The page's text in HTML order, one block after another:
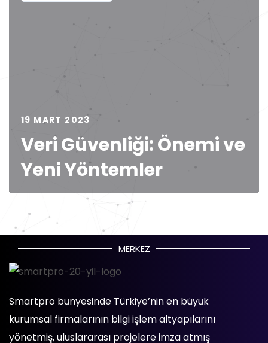
19 MART 2023
Veri Güvenliği: Önemi ve
Yeni Yöntemler
MERKEZ
Smartpro bünyesinde Türkiye’nin en büyük
kurumsal firmalarının bilgi işlem altyapılarını
yönetmiş, uluslararası projelere imza atmış